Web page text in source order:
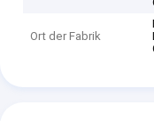
Ort der Fabrik